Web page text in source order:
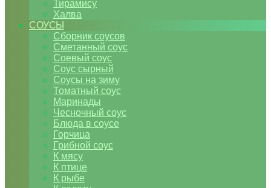
Тирамису
Халва
СОУСЫ
Сборник соусов
Сметанный соус
Соевый соус
Соус сырный
Соусы на зиму
Томатный соус
Маринады
Чесночный соус
Блюда в соусе
Горчица
Грибной соус
К мясу
К птице
К рыбе